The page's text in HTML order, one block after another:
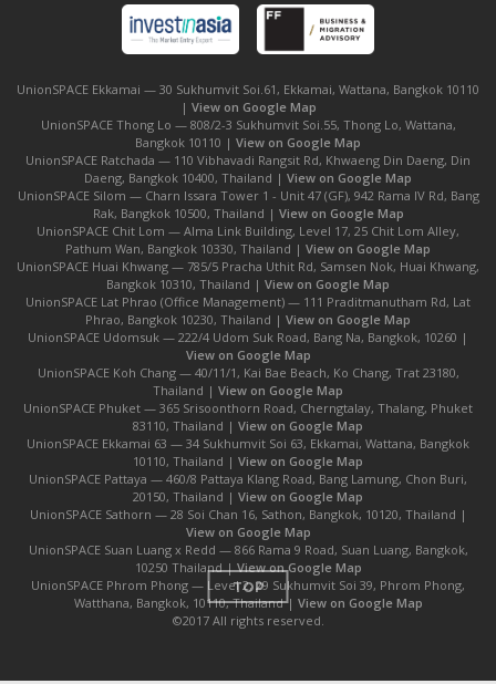
UnionSPACE Ekkamai — 30 Sukhumvit Soi.61, Ekkamai, Wattana, Bangkok 10110
| View on Google Map
UnionSPACE Thong Lo — 808/2-3 Sukhumvit Soi.55, Thong Lo, Wattana,
Bangkok 10110 | View on Google Map
UnionSPACE Ratchada — 110 Vibhavadi Rangsit Rd, Khwaeng Din Daeng, Din
Daeng, Bangkok 10400, Thailand | View on Google Map
UnionSPACE Silom — Charn Issara Tower 1 - Unit 47 (GF), 942 Rama IV Rd, Bang
Rak, Bangkok 10500, Thailand | View on Google Map
UnionSPACE Chit Lom — Alma Link Building, Level 17, 25 Chit Lom Alley,
Pathum Wan, Bangkok 10330, Thailand | View on Google Map
UnionSPACE Huai Khwang — 785/5 Pracha Uthit Rd, Samsen Nok, Huai Khwang,
Bangkok 10310, Thailand | View on Google Map
UnionSPACE Lat Phrao (Office Management) — 111 Praditmanutham Rd, Lat
Phrao, Bangkok 10230, Thailand | View on Google Map
UnionSPACE Udomsuk — 222/4 Udom Suk Road, Bang Na, Bangkok, 10260 |
View on Google Map
UnionSPACE Koh Chang — 40/11/1, Kai Bae Beach, Ko Chang, Trat 23180,
Thailand | View on Google Map
UnionSPACE Phuket — 365 Srisoonthorn Road, Cherngtalay, Thalang, Phuket
83110, Thailand | View on Google Map
UnionSPACE Ekkamai 63 — 34 Sukhumvit Soi 63, Ekkamai, Wattana, Bangkok
10110, Thailand | View on Google Map
UnionSPACE Pattaya — 460/8 Pattaya Klang Road, Bang Lamung, Chon Buri,
20150, Thailand | View on Google Map
UnionSPACE Sathorn — 28 Soi Chan 16, Sathon, Bangkok, 10120, Thailand |
View on Google Map
UnionSPACE Suan Luang x Redd — 866 Rama 9 Road, Suan Luang, Bangkok,
10250 Thailand |View on Google Map
UnionSPACE Phrom Phong — Level 2, 29 Sukhumvit Soi 39, Phrom Phong,
Watthana, Bangkok, 10110, Thailand | View on Google Map
©2017 All rights reserved.
TOP